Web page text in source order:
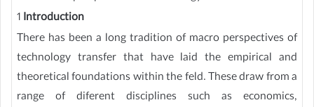
1 Introduction
There has been a long tradition of macro perspectives of
technology transfer that have laid the empirical and
theoretical foundations within the feld. These draw from a
range of diferent disciplines such as economics,